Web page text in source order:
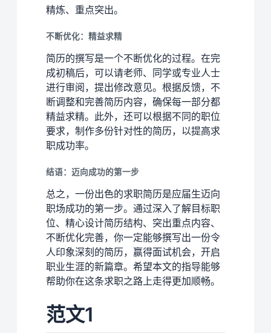
精炼、重点突出。
不断优化：精益求精
简历的撰写是一个不断优化的过程。在完
成初稿后，可以请老师、同学或专业人士
进行审阅，提出修改意见。根据反馈，不
断调整和完善简历内容，确保每一部分都
精益求精。此外，还可以根据不同的职位
要求，制作多份针对性的简历，以提高求
职成功率。
结语：迈向成功的第一步
总之，一份出色的求职简历是应届生迈向
职场成功的第一步。通过深入了解目标职
位、精心设计简历结构、突出重点内容、
不断优化完善，你一定能够撰写出一份令
人印象深刻的简历，赢得面试机会，开启
职业生涯的新篇章。希望本文的指导能够
帮助你在这条求职之路上走得更加顺畅。
范文1